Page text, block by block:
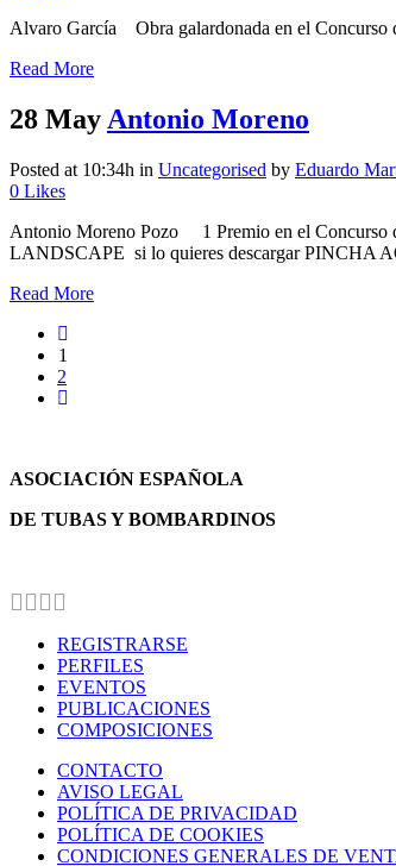
Alvaro García Obra galardonada en el Concurso
Read More
28 MayAntonio Moreno
Posted at 10:34h in Uncategorised by Eduardo
0 Likes
Antonio Moreno Pozo 1 Premio en el Concurso
LANDSCAPE si lo quieres descargar PINCHA
Read More
1
2
ASOCIACIÓN ESPAÑOLA
DE TUBAS Y BOMBARDINOS
REGISTRARSE
PERFILES
EVENTOS
PUBLICACIONES
COMPOSICIONES
CONTACTO
AVISO LEGAL
POLÍTICA DE PRIVACIDAD
POLÍTICA DE COOKIES
CONDICIONES GENERALES DE